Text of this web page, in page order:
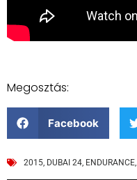
Megosztás:
Facebook
2015, DUBAI 24, ENDURANCE,